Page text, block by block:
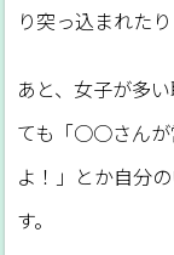
り突っ込まれたり
あと、女子が多
ても「○○さんが
よ！」とか自分
す。